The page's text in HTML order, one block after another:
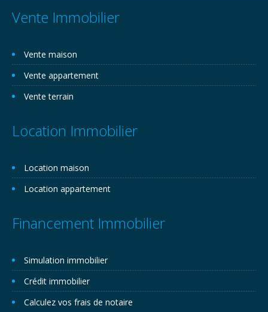
Vente Immobilier
Vente maison
Vente appartement
Vente terrain
Location Immobilier
Location maison
Location appartement
Financement Immobilier
Simulation immobilier
Crédit immobilier
Calculez vos frais de notaire